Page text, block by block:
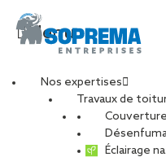
Menu
Nos expertises
Travaux de
Éclairage